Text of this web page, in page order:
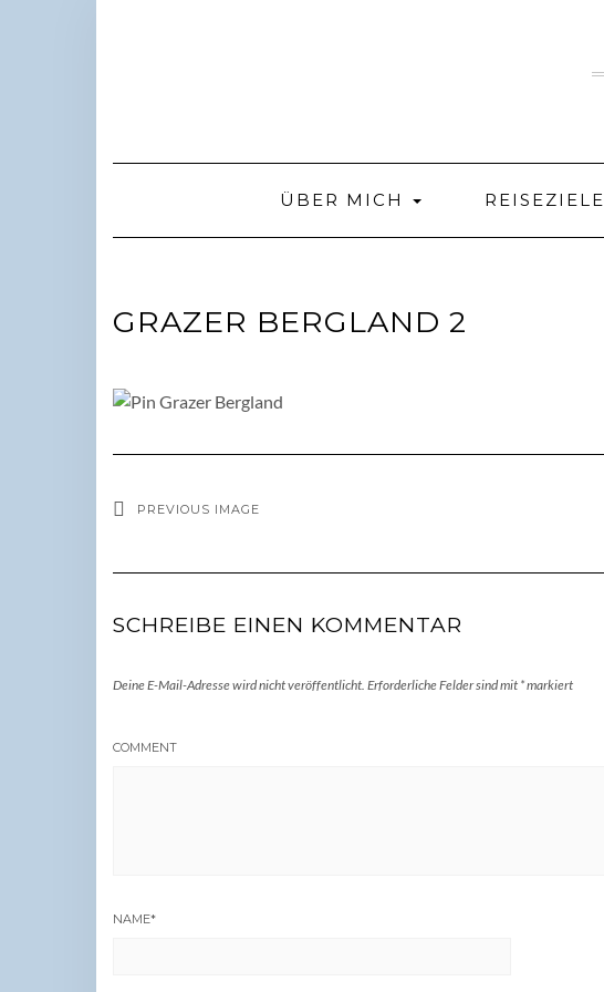
ÜBER MICH REISEZIELE
GRAZER BERGLAND 2
PREVIOUS IMAGE
SCHREIBE EINEN KOMMENTAR
Deine E-Mail-Adresse wird nicht veröffentlicht. Erforderliche Felder sind mit *markiert
COMMENT
NAME*